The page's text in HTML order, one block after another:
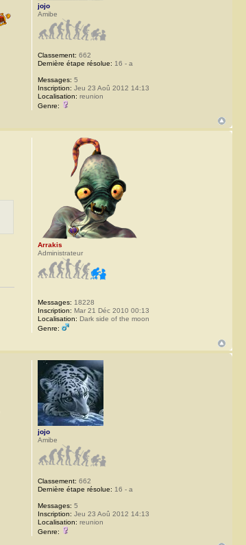
jojo
Amibe
Classement: 662
Dernière étape résolue: 16 - a
Messages: 5
Inscription: Jeu 23 Aoû 2012 14:13
Localisation: reunion
Genre:
Arrakis
Administrateur
Messages: 18228
Inscription: Mar 21 Déc 2010 00:13
Localisation: Dark side of the moon
Genre:
jojo
Amibe
Classement: 662
Dernière étape résolue: 16 - a
Messages: 5
Inscription: Jeu 23 Aoû 2012 14:13
Localisation: reunion
Genre: